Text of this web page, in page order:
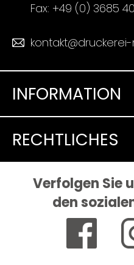
Fax: +49 (0) 3685
INFORMATION
RECHTLICHES
Verfolgen Sie
den